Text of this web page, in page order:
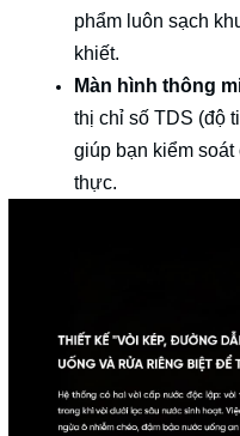
phẩm luôn sạch
khiết.
Màn hình thông
thị chỉ số TDS (độ
giúp bạn kiểm
thực.